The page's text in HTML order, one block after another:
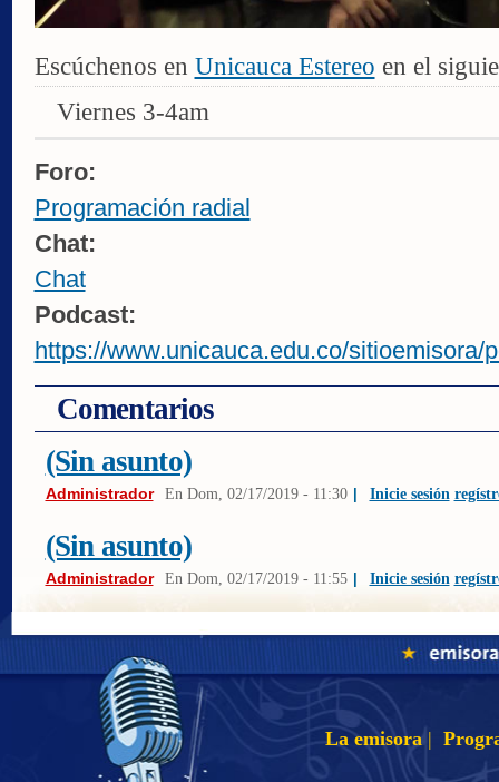
Escúchenos en Unicauca Estereo en el
Viernes 3-4am
Foro:
Programación radial
Chat:
Chat
Podcast:
https://www.unicauca.edu.co/sitioemisora/
Comentarios
(Sin asunto)
Administrador En Dom, 02/17/2019 - 11:30 | Inicie sesión
(Sin asunto)
Administrador En Dom, 02/17/2019 - 11:55 | Inicie sesión
La emisora |